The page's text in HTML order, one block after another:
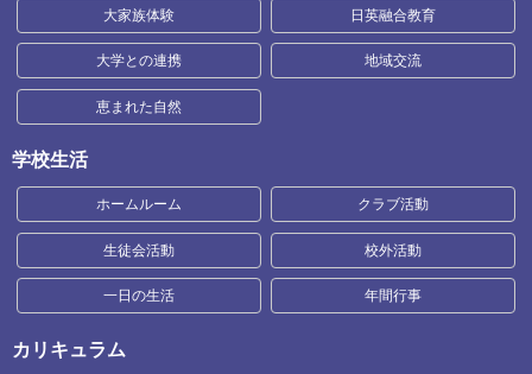
大家族体験 日英融合教育
大学との連携 地域交流
恵まれた自然
学校生活
ホームルーム クラブ活動
生徒会活動 校外活動
一日の生活 年間行事
カリキュラム